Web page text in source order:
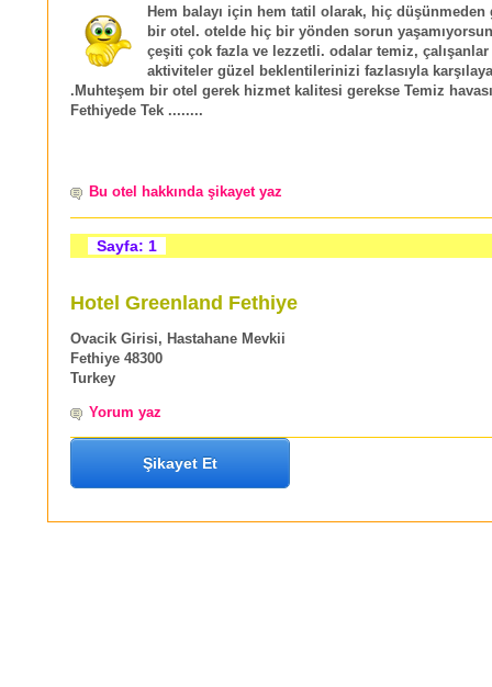
Hem balayı için hem tatil olarak, hiç düşünmeden
bir otel. otelde hiç bir yönden sorun
çeşiti çok fazla ve lezzetli. odalar temiz,
aktiviteler güzel beklentilerinizi fazlasıyla
.Muhteşem bir otel gerek hizmet kalitesi gerekse Temiz
Fethiyede Tek ........
Bu otel hakkında şikayet yaz
Sayfa: 1
Hotel Greenland Fethiye
Ovacik Girisi, Hastahane Mevkii
Fethiye 48300
Turkey
Yorum yaz
Şikayet Et